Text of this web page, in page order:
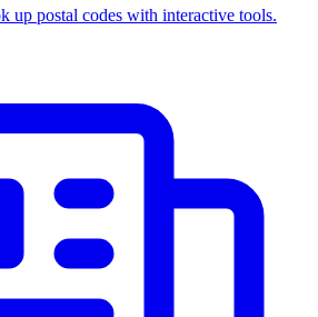
up postal codes with interactive tools.